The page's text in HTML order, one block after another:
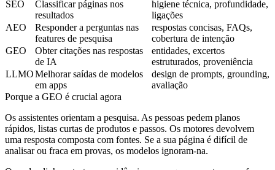
SEO
Classificar páginas nos
resultados
higiene técnica, profundidade,
ligações
AEO
Responder a perguntas nas
features de pesquisa
respostas concisas, FAQs,
cobertura de intenção
GEO
Obter citações nas respostas
de IA
entidades, excertos
estruturados, proveniência
LLMOMelhorar saídas de modelos
em apps
design de prompts, grounding,
avaliação
Porque a GEO é crucial agora
Os assistentes orientam a pesquisa. As pessoas pedem planos
rápidos, listas curtas de produtos e passos. Os motores devolvem
uma resposta composta com fontes. Se a sua página é difícil de
analisar ou fraca em provas, os modelos ignoram‑na.